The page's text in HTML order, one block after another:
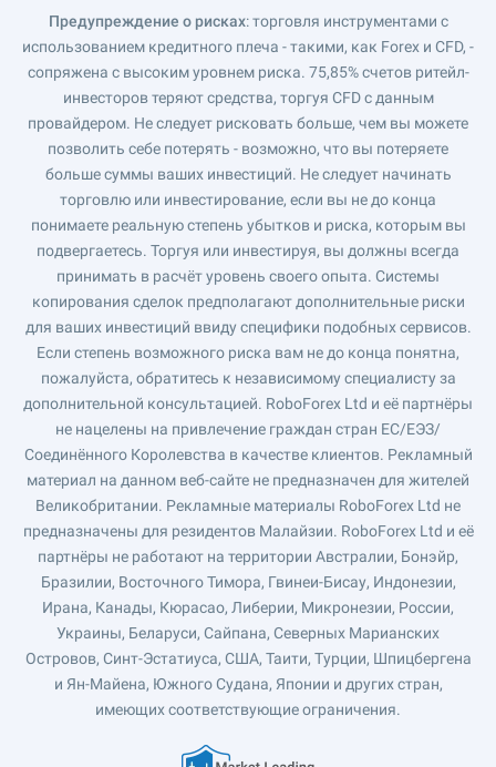
Предупреждение о рисках: торговля инструментами с
использованием кредитного плеча - такими, как Forex и CFD, -
сопряжена с высоким уровнем риска. 75,85% счетов ритейл-
инвесторов теряют средства, торгуя CFD с данным
провайдером. Не следует рисковать больше, чем вы можете
позволить себе потерять - возможно, что вы потеряете
больше суммы ваших инвестиций. Не следует начинать
торговлю или инвестирование, если вы не до конца
понимаете реальную степень убытков и риска, которым вы
подвергаетесь. Торгуя или инвестируя, вы должны всегда
принимать в расчёт уровень своего опыта. Системы
копирования сделок предполагают дополнительные риски
для ваших инвестиций ввиду специфики подобных сервисов.
Если степень возможного риска вам не до конца понятна,
пожалуйста, обратитесь к независимому специалисту за
дополнительной консультацией. RoboForex Ltd и её партнёры
не нацелены на привлечение граждан стран ЕС/ЕЭЗ/
Соединённого Королевства в качестве клиентов. Рекламный
материал на данном веб-сайте не предназначен для жителей
Великобритании. Рекламные материалы RoboForex Ltd не
предназначены для резидентов Малайзии. RoboForex Ltd и её
партнёры не работают на территории Австралии, Бонэйр,
Бразилии, Восточного Тимора, Гвинеи-Бисау, Индонезии,
Ирана, Канады, Кюрасао, Либерии, Микронезии, России,
Украины, Беларуси, Сайпана, Северных Марианских
Островов, Синт-Эстатиуса, США, Таити, Турции, Шпицбергена
и Ян-Майена, Южного Судана, Японии и других стран,
имеющих соответствующие ограничения.